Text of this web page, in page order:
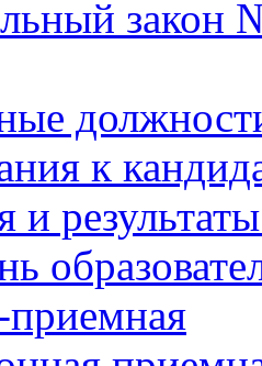
закон
к
и